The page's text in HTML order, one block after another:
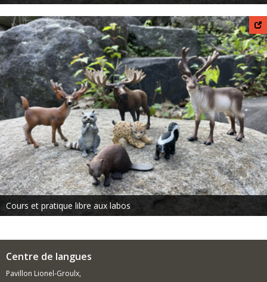
Cours et pratique libre aux labos
Centre de langues
Pavillon Lionel-Groulx,